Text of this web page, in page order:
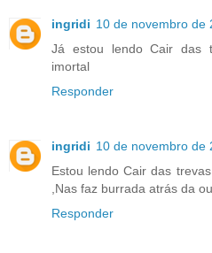
ingridi 10 de novembro de
Já estou lendo Cair das
imortal
Responder
ingridi 10 de novembro de
Estou lendo Cair das
,Nas faz burrada atrás da
Responder